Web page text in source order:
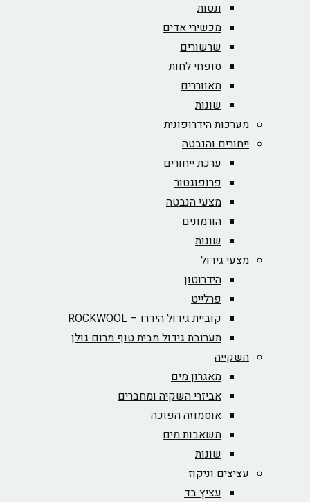
ונטות
מכשירי אדים
שרשורים
סופחי לחות
מאווררים
שונות
מערכות הידרופונית
ייחורים והנבטה
ערכת ייחורים
פרופוגטור
מצעי הנבטה
הורמונים
שונות
מצעי גידול
הידרוטון
פרלייט
קוביית גידול הידרו – ROCKWOOL‏
תערובת גידול מבית טוף מרום גולן
השקייה
מאגרון מים
אביזרי השקיה ומחברים
אוסמוזה הפוכה
משאבות מים
שונות
עציצים וניקוז
עציץ בד